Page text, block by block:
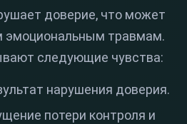
доверие, что может
эмоциональным травмам.
следующие чувства:
нарушения доверия.
потери контроля и